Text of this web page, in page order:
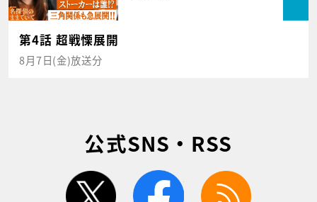
第4話 超戦慄展開
8月7日(金)放送分
公式SNS・RSS
twitter facebook